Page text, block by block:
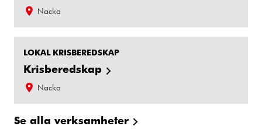
Nacka
LOKAL KRISBEREDSKAP
Krisberedskap
Nacka
Se alla verksamheter